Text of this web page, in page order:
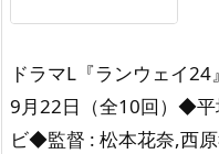
ドラマL『ランウェイ24』
9月22日
（全10回） ◆平
ビ◆監督 : 松本花奈,西